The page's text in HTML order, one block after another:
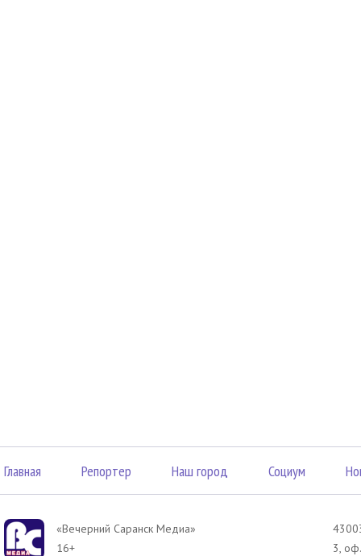
Главная Репортер Наш город Социум
«Вечерний Саранск Mедиа»
16+
3,